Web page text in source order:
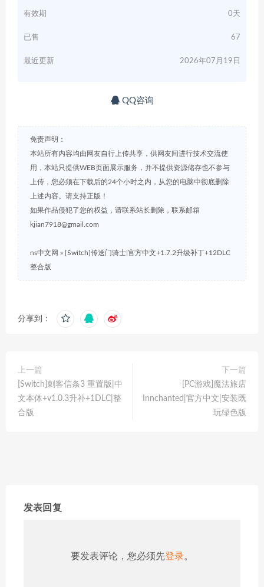
有效期 0天
已售 67
最近更新 2026年07月19日
QQ咨询
免责声明：
本站所有内容均由网友自行上传共享，供网友间进行技术交流使
用，本站只提供WEB页面展示服务，并不提供资源储存也不参与
上传，您必须在下载后的24个小时之内，从您的电脑中彻底删除
上述内容。请支持正版！
如果作品侵犯了您的权益，请联系站长删除，联系邮箱
kjian7918@gmail.com
ns中文网 » [Switch]传送门骑士|官方中文+1.7.2升级补丁+12DLC
整合版
分享到：
上一篇
[Switch]刺客信条3 重置版|中
文本体+v1.0.3升补+1DLC|整
合版
下一篇
[PC游戏]魔法旅店
Innchanted|官方中文|安装既
玩绿色版
发表回复
要发表评论，您必须先登录。